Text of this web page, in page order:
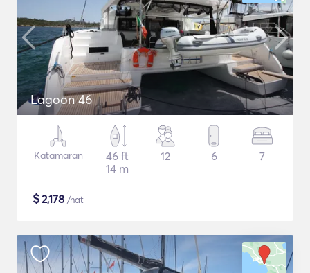
Lagoon 46
Katamaran
46 ft
14 m
12 6 7
$2,178 /nat